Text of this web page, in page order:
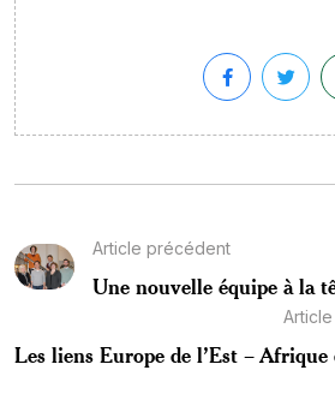
Article précédent
Une nouvelle équipe à la
Les liens Europe de l’Est – Afrique